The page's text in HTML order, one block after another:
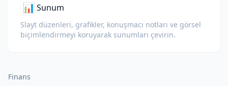
📊 Sunum
Slayt düzenleri, grafikler, konuşmacı notları ve görsel
biçimlendirmeyi koruyarak sunumları çevirin.
Finans